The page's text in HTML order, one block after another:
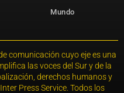
Mundo
comunicación cuyo eje es una
las voces del Sur y de la
derechos humanos y
Press Service. Todos los